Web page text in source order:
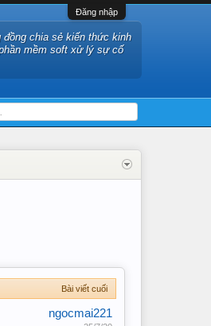
Đăng nhập
đồng chia sẻ kiến thức kinh
mềm soft xử lý sự cố
Bài viết cuối
ngocmai221